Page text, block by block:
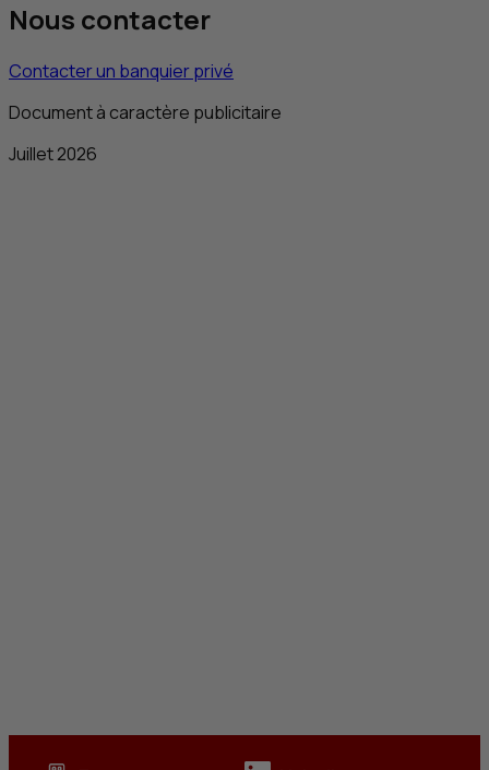
Nous contacter
Contacter un banquier privé
Document à caractère publicitaire
Juillet 2026